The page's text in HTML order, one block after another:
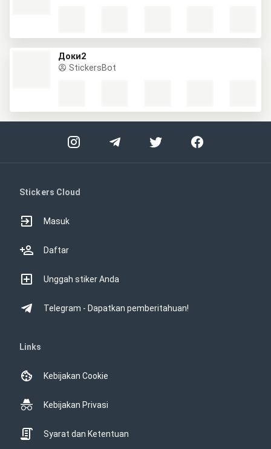
Доки2
StickersBot
Stickers Cloud
Masuk
Daftar
Unggah stiker Anda
Telegram - Dapatkan pemberitahuan!
Links
Kebijakan Cookie
Kebijakan Privasi
Syarat dan Ketentuan